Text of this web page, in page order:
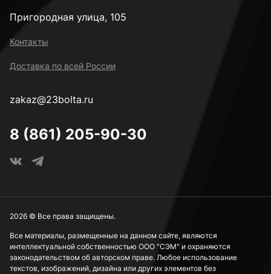
Пригородная улица, 105
Контакты
Доставка по всей России
zakaz@23bolta.ru
8 (861) 205-90-30
Все материалы, размещенные на данном сайте, являются
интеллектуальной собственностью ООО "СЭМ" и охраняются
законодательством об авторском праве. Любое использование
текстов, изображений, дизайна или других элементов без
2026 © Все права защищены.